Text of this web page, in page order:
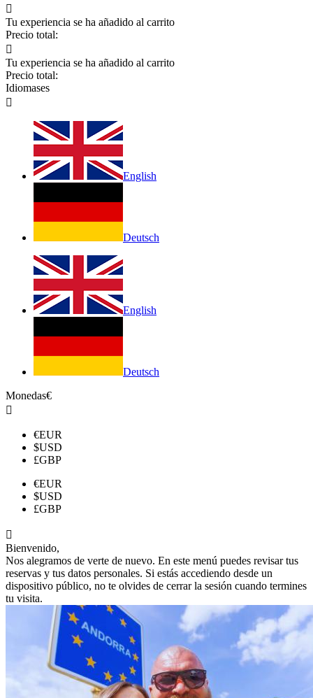

Tu experiencia se ha añadido al carrito
Precio total:

Tu experiencia se ha añadido al carrito
Precio total:
Idiomases

English
Deutsch
English
Deutsch
Monedas€

€EUR
$USD
£GBP
€EUR
$USD
£GBP

Bienvenido,
Nos alegramos de verte de nuevo. En este menú puedes revisar tus
reservas y tus datos personales. Si estás accediendo desde un
dispositivo público, no te olvides de cerrar la sesión cuando termines
tu visita.